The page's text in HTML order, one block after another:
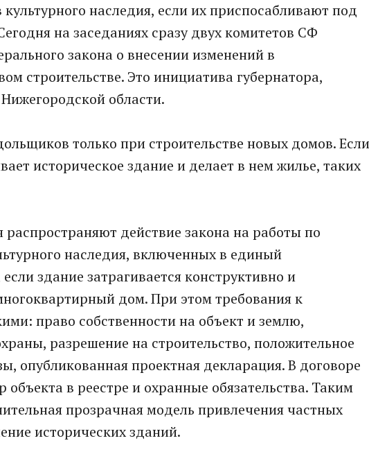
культурного наследия, если их приспосабливают под
на заседаниях сразу двух комитетов СФ
закона о внесении изменений в
строительстве. Это инициатива губернатора,
области.
только при строительстве новых домов. Если
историческое здание и делает в нем жилье, таких
действие закона на работы по
наследия, включенных в единый
здание затрагивается конструктивно и
дом. При этом требования к
право собственности на объект и землю,
разрешение на строительство, положительное
опубликованная проектная декларация. В договоре
объекта в реестре и охранные обязательства. Таким
прозрачная модель привлечения частных
исторических зданий.